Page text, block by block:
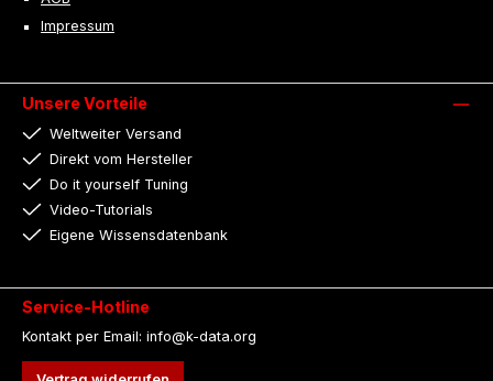
Impressum
Unsere Vorteile
Weltweiter Versand
Direkt vom Hersteller
Do it yourself Tuning
Video-Tutorials
Eigene Wissensdatenbank
Service-Hotline
Kontakt per Email: info@k-data.org